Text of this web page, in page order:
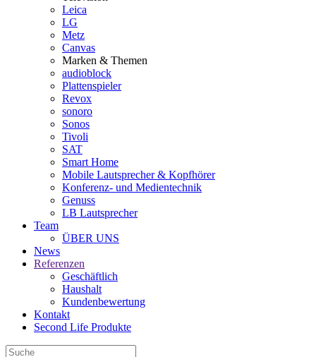
Leica
LG
Metz
Canvas
Marken & Themen
audioblock
Plattenspieler
Revox
sonoro
Sonos
Tivoli
SAT
Smart Home
Mobile Lautsprecher & Kopfhörer
Konferenz- und Medientechnik
Genuss
LB Lautsprecher
Team
ÜBER UNS
News
Referenzen
Geschäftlich
Haushalt
Kundenbewertung
Kontakt
Second Life Produkte